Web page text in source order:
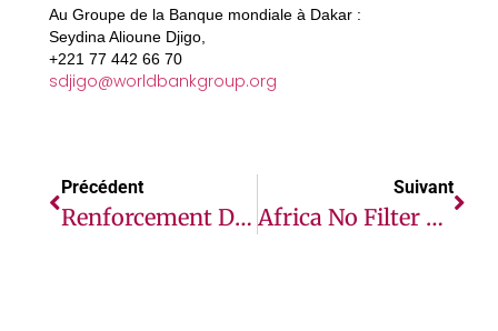
Au Groupe de la Banque mondiale à Dakar :
Seydina Alioune Djigo,
+221 77 442 66 70
sdjigo@worldbankgroup.org
Précédent
Renforcement De La Réponse D’urgence Face Aux Inondations Au Mozambique
Suivant
Africa No Filter Lance Un Guide Sur La Manière De Couvrir Les Élections En Afrique.